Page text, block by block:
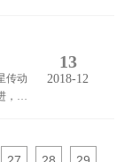
速
传动
，结
方
13
2018-12